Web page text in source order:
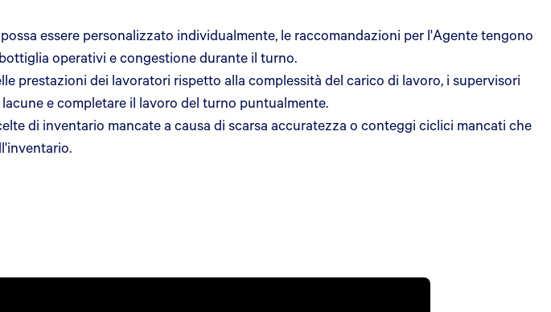
essere personalizzato individualmente, le raccomandazioni per l'Agente tengono
operativi e congestione durante il turno.
prestazioni dei lavoratori rispetto alla complessità del carico di lavoro, i supervisori
e completare il lavoro del turno puntualmente.
di inventario mancate a causa di scarsa accuratezza o conteggi ciclici mancati che